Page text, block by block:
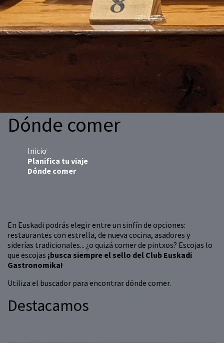
Dónde comer
Inicio
Planifica tu viaje
Dónde comer
En Euskadi podrás elegir entre un sinfín de opciones:
restaurantes con estrella, de nueva cocina, asadores y
siderías tradicionales... ¿o quizá comer de pintxos? Escojas lo
que escojas ¡busca siempre el sello del Club Euskadi
Gastronomika!
Utiliza el buscador para encontrar dónde comer.
Destacamos